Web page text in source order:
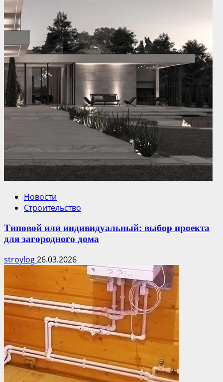
Новости
Строительство
Типовой или индивидуальный: выбор проекта
для загородного дома
stroylog26.03.2026